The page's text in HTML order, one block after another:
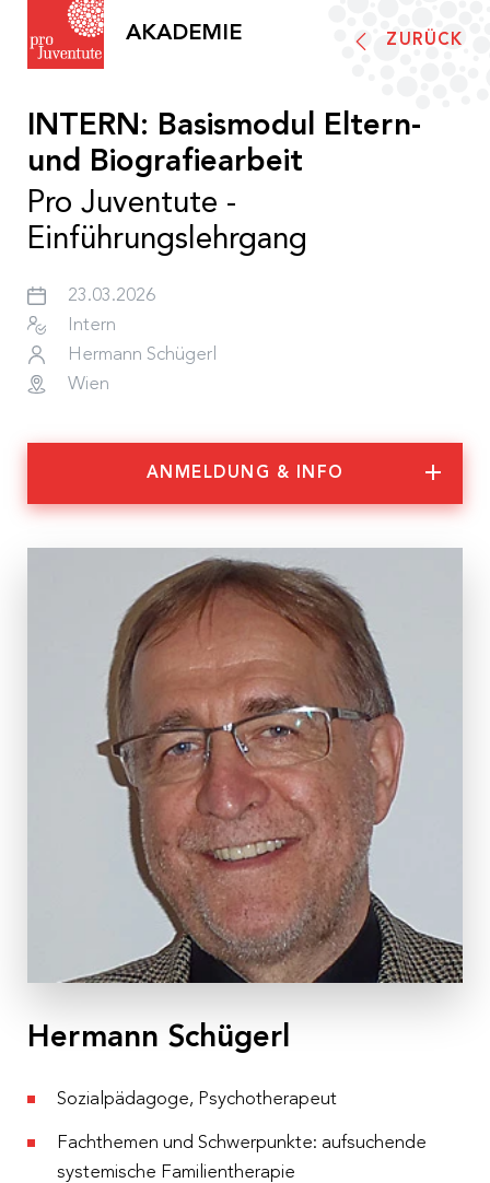
Akademieprogramm
Pro Juventute Akademie
Was wir tun
Team
Informationen
Teilnahmebedingungen
Barrierefreiheit
Anerkennung
Nachhaltigkeit
Partner:innen
Aktuelles und Presse
AKADEMIE ZURÜCK
INTERN: Basismodul Eltern-
und Biografiearbeit
Pro Juventute -
Einführungslehrgang
23.03.2026
Intern
Hermann Schügerl
Wien
ANMELDUNG & INFO
Anmeldung & Informationen
Veranstaltungs-ID
Eltern 07/26 Wien
Mo, 23.03.2026, 10:00 – 17:00 Uhr
Di, 24.03.2026, 9:00 – 16:00 Uhr
Kolpinghaus Wien-Zentral, Gumpendorfer Straße
€ 250,– pro Person exkl. 10 % MwSt.
Anmeldeschluss
09.03.2026
Hermann Schügerl
Sozialpädagoge, Psychotherapeut
Fachthemen und Schwerpunkte: aufsuchende
systemische Familientherapie